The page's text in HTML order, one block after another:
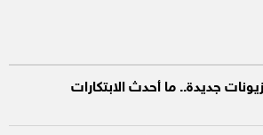
جديدة.. ما أحدث الابتكارات